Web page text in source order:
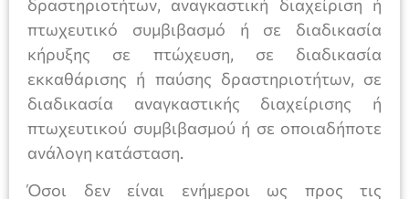
δραστηριοτήτων, αναγκαστική διαχείριση ή
πτωχευτικό συμβιβασμό ή σε διαδικασία
κήρυξης σε πτώχευση, σε διαδικασία
εκκαθάρισης ή παύσης δραστηριοτήτων, σε
διαδικασία αναγκαστικής διαχείρισης ή
πτωχευτικού συμβιβασμού ή σε οποιαδήποτε
ανάλογη κατάσταση.
Όσοι δεν είναι ενήμεροι ως προς τις